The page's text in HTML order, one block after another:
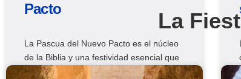
La
Pacto
La Pascua del Nuevo Pacto es el núcleo
de la Biblia y una festividad esencial que
le brinda al pueblo de Dios protección